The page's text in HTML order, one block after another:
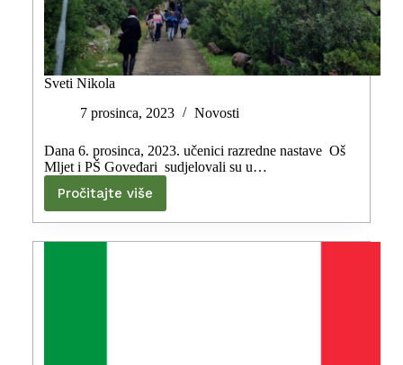
Sveti Nikola
7 prosinca, 2023
Novosti
Dana 6. prosinca, 2023. učenici razredne nastave Oš
Mljet i PŠ Goveđari sudjelovali su u…
Pročitajte više